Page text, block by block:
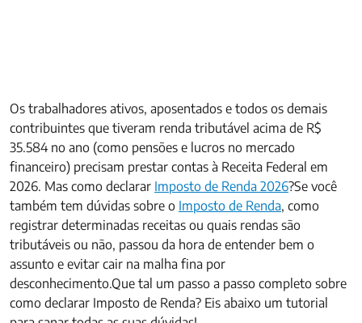
Os trabalhadores ativos, aposentados e todos os demais
contribuintes que tiveram renda tributável acima de R$
35.584 no ano (como pensões e lucros no mercado
financeiro) precisam prestar contas à Receita Federal em
2026. Mas como declarar Imposto de Renda 2026?Se você
também tem dúvidas sobre o Imposto de Renda, como
registrar determinadas receitas ou quais rendas são
tributáveis ou não, passou da hora de entender bem o
assunto e evitar cair na malha fina por
desconhecimento.Que tal um passo a passo completo sobre
como declarar Imposto de Renda? Eis abaixo um tutorial